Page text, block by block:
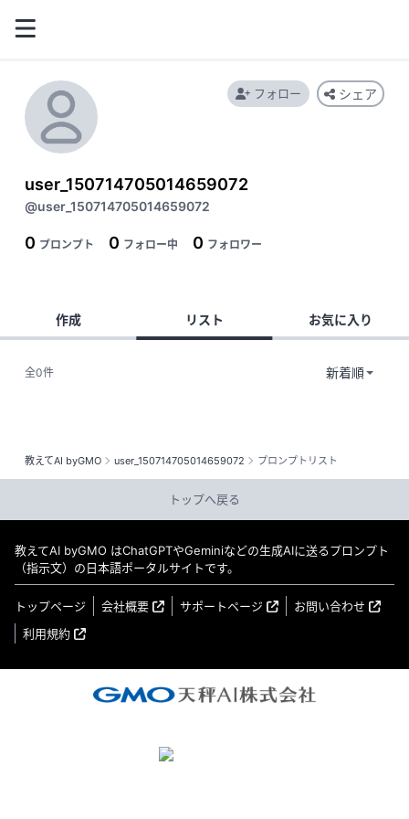
教えてAI byGMO user_150714705014659072 プロンプトリスト
user_150714705014659072
@user_150714705014659072
0 プロンプト 0 フォロー中 0 フォロワー
フォロー シェア
作成 リスト お気に入り
全0件
トップへ戻る
教えてAI byGMO はChatGPTやGeminiなどの生成AIに送るプロンプト
（指示文）の日本語ポータルサイトです。
トップページ 会社概要 サポートページ
お問い合わせ
利用規約